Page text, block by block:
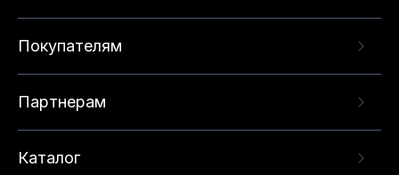
Покупателям
Партнерам
Каталог